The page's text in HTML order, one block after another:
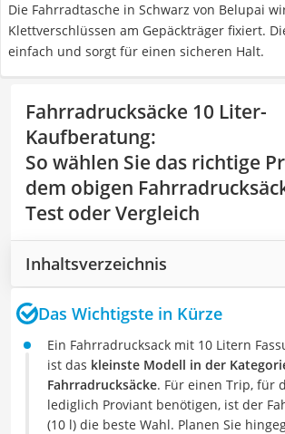
Die Fahrradtasche in Schwarz von Belupai
Klettverschlüssen am Gepäckträger fixiert.
einfach und sorgt für einen sicheren Halt.
Fahrradrucksäcke 10 Liter-
Kaufberatung:
So wählen Sie das richtige
dem obigen
Test oder Vergleich
Inhaltsverzeichnis
Das Wichtigste in Kürze
Ein Fahrradrucksack mit 10 Litern
ist das kleinste Modell in der
Fahrradrucksäcke. Für einen Trip, für
lediglich Proviant benötigen, ist der
(10 l) die beste Wahl. Planen Sie